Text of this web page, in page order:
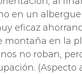
en un
eficaz
montaña en la
no roban,
(Aspecto